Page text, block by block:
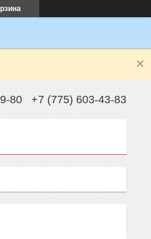
80 +7 (775) 603-43-83